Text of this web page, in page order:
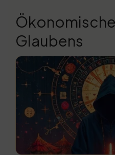
Glaubens